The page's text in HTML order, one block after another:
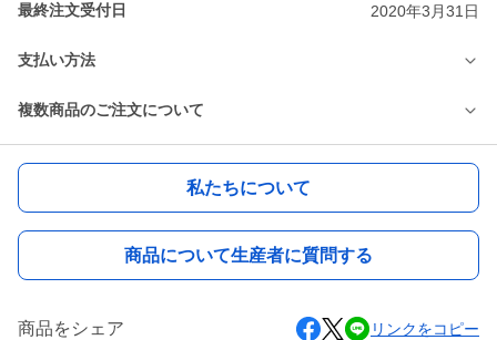
最終注文受付日 2020年3月31日
支払い方法
複数商品のご注文について
私たちについて
商品について生産者に質問する
商品をシェア リンクをコピー